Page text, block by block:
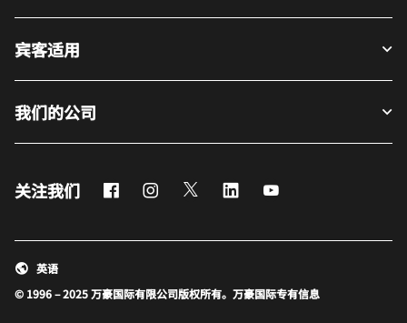
宾客适用
我们的公司
关注我们 FacebookInstagram
Twitter LinkedIn
© 1996 – 2025 万豪国际有限公司版权所有。万豪国际专有信息
英语